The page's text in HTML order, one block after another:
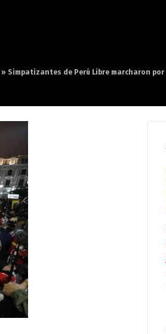
» Simpatizantes de Perú Libre marcharon